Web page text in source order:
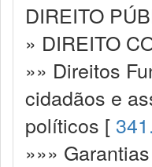
DIREITO
» DIREITO
»» Direitos
cidadãos e
políticos [
»»»